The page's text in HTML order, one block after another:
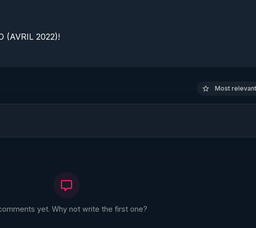
(AVRIL 2022)!
Most
yet. Why not write the first one?